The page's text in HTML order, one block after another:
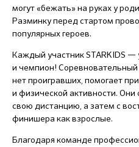
могут «бежать» на руках у
Разминку перед стартом
популярных героев.
Каждый участник STARKIDS
и чемпион!
нет проигравших, помогает
и физической активности.
свою дистанцию, а затем с
финишера как взрослые.
Благодаря команде